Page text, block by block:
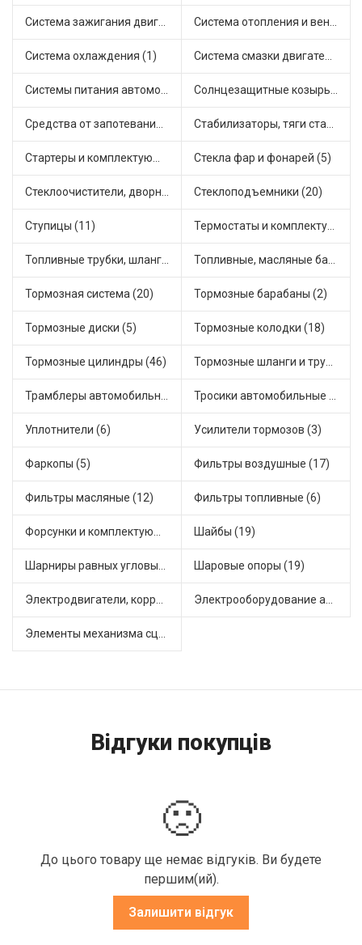
Система зажигания двигателя (3) Система отопления и вентиляции (17)
Система охлаждения (1) Система смазки двигателя (17)
Системы питания автомобиля (21) Солнцезащитные козырьки для салона автомобиля (3)
Средства от запотевания и размораживатели стекла (1) Стабилизаторы, тяги стабилизатора, стойки стабилиз (3)
Стартеры и комплектующие (38) Стекла фар и фонарей (5)
Стеклоочистители, дворники (1) Стеклоподъемники (20)
Ступицы (11) Термостаты и комплектующие системы охлаждения (55)
Топливные трубки, шланги, магистрали и рампы (3) Топливные, масляные баки (1)
Тормозная система (20) Тормозные барабаны (2)
Тормозные диски (5) Тормозные колодки (18)
Тормозные цилиндры (46) Тормозные шланги и трубки (5)
Трамблеры автомобильные (40) Тросики автомобильные (23)
Уплотнители (6) Усилители тормозов (3)
Фаркопы (5) Фильтры воздушные (17)
Фильтры масляные (12) Фильтры топливные (6)
Форсунки и комплектующие (1) Шайбы (19)
Шарниры равных угловых скоростей, приводные валы (1) Шаровые опоры (19)
Электродвигатели, корректоры и приводы автомобильн (22) Электрооборудование автомобилей (25)
Элементы механизма сцепления (63)
Відгуки покупців
🙁
До цього товару ще немає відгуків. Ви будете
першим(ий).
Залишити відгук